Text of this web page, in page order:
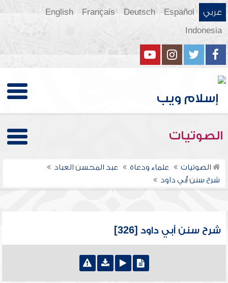
عربي Español
Deutsch
Français
English
Indonesia
الصوتيات
الصوتيات علماء ودعاة
عبد المحسن العباد
شرح سنن أبي داود
شرح سنن أبي داود [326]